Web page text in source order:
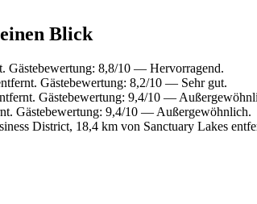
Blick
Gästebewertung: 8,8/10 — Hervorragend.
Gästebewertung: 8,2/10 — Sehr gut.
Gästebewertung: 9,4/10 —
Gästebewertung: 9,4/10 — Außergewöhnlich.
District, 18,4 km von Sanctuary Lakes